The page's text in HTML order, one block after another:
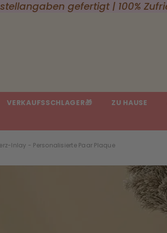
gefertigt | 100%
VERKAUFSSCHLAGER🎁 ZU HAUSE
Inlay - Personalisierte Paar Plaque